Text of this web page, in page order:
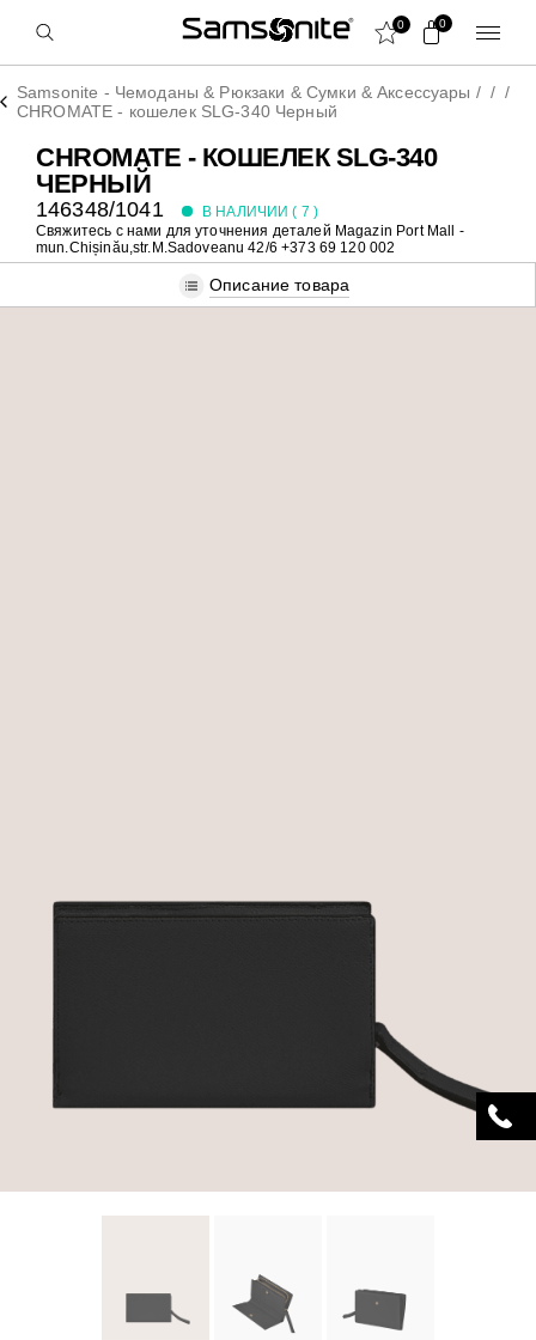
0 0
Samsonite - Чемоданы & Рюкзаки & Сумки & Аксессуары / / /
CHROMATE - кошелек SLG-340 Черный
CHROMATE - КОШЕЛЕК SLG-340
ЧЕРНЫЙ
146348/1041 В НАЛИЧИИ ( 7)
Свяжитесь с нами для уточнения деталей Magazin Port Mall -
mun.Chișinău,str.M.Sadoveanu 42/6 +373 69 120 002
Описание товара
Кошелек CHROMATE сочетает в себе
ВИДЕО
ТЕХНИЧЕСКИЕ ХАРАКТЕРИСТИКИ